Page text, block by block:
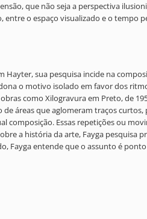
que não seja a perspectiva
o espaço visualizado e o tempo
sua pesquisa incide na
o motivo isolado em favor dos
como Xilogravura em Preto, de
áreas que aglomeram traços
Essas repetições ou
a história da arte, Fayga pesquisa
Fayga entende que o assunto é